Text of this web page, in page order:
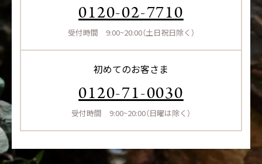
0120-02-7710
受付時間 9:00~20:00（土日祝日除く）
初めてのお客さま
0120-71-0030
受付時間 9:00~20:00（日曜は除く）